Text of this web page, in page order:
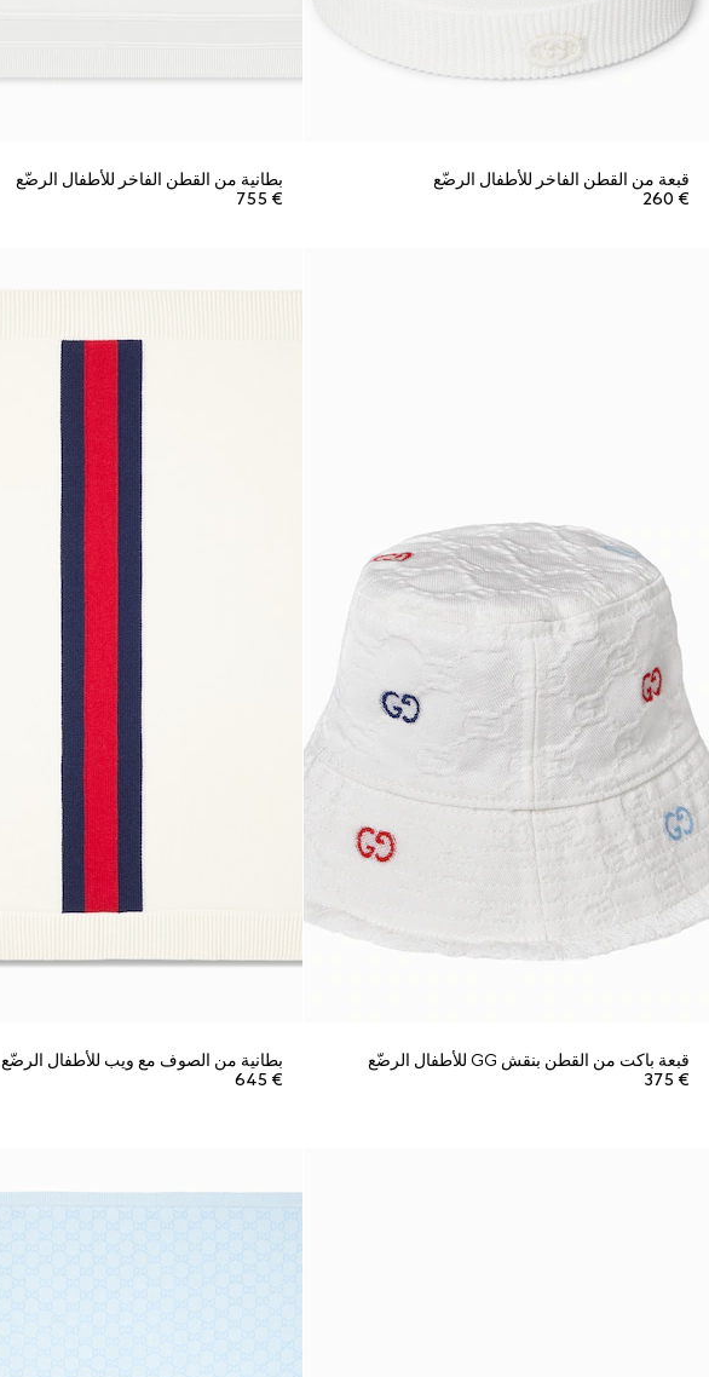
قبعة من القطن الفاخر للأطفال الرضّع
€ 260
بطانية من القطن الفاخر للأطفال الرضّع
€ 755
قبعة باكت من القطن بنقش GG للأطفال الرضّع
€ 375
بطانية من الصوف مع ويب للأطفال الرضّع
€ 645